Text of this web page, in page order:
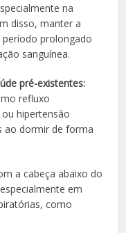
na
disso, manter a
prolongado
sanguínea.
pré-existentes:
refluxo
hipertensão
ao dormir de forma
a cabeça abaixo do
em
como